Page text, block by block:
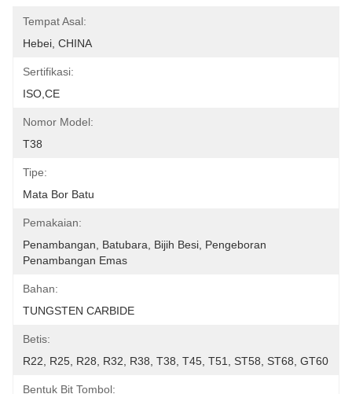
Tempat Asal:
Hebei, CHINA
Sertifikasi:
ISO,CE
Nomor Model:
T38
Tipe:
Mata Bor Batu
Pemakaian:
Penambangan, Batubara, Bijih Besi, Pengeboran
Penambangan Emas
Bahan:
TUNGSTEN CARBIDE
Betis:
R22, R25, R28, R32, R38, T38, T45, T51, ST58, ST68, GT60
Bentuk Bit Tombol: